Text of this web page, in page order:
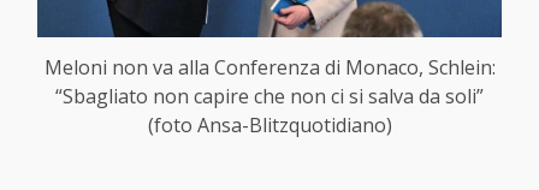
Meloni non va alla Conferenza di Monaco, Schlein:
“Sbagliato non capire che non ci si salva da soli”
(foto Ansa-Blitzquotidiano)